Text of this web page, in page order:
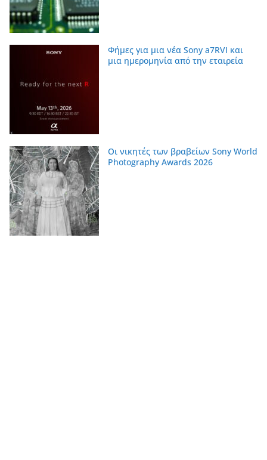
Φήμες για μια νέα Sony a7RVI και
μια ημερομηνία από την εταιρεία
Οι νικητές των βραβείων Sony World
Photography Awards 2026